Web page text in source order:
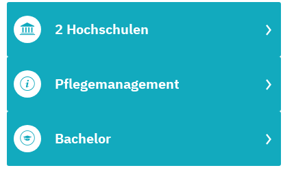
Bachelor
Pflegemanagement
2 Hochschulen